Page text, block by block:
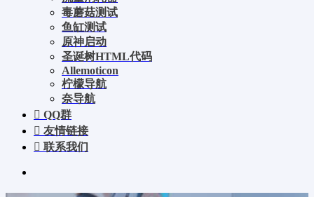
毒蘑菇测试
鱼缸测试
原神启动
圣诞树HTML代码
Allemoticon
柠檬导航
奈导航
QQ群
友情链接
联系我们